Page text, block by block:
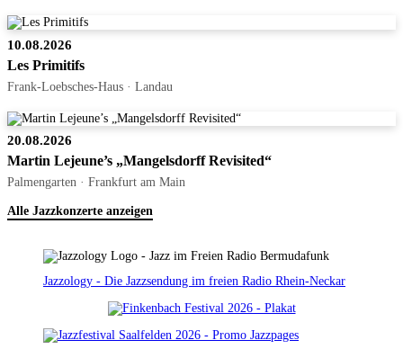
10.08.2026
Les Primitifs
Frank-Loebsches-Haus · Landau
20.08.2026
Martin Lejeune’s „Mangelsdorff Revisited“
Palmengarten · Frankfurt am Main
Alle Jazzkonzerte anzeigen
Jazzology - Die Jazzsendung im freien Radio Rhein-Neckar